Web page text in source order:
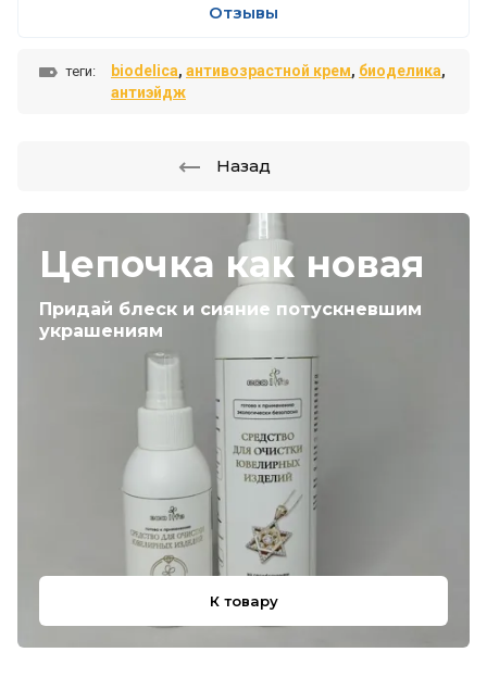
Цепочка как новая
Придай блеск и сияние потускневшим
украшениям
К товару
Отзывы
теги: biodelica, антивозрастной крем, биоделика,
антиэйдж
Назад